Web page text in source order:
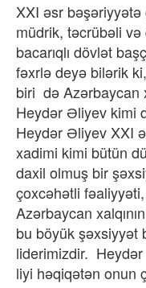
XXI əsr
müdrik, təcrübəli
bacarıqlı dövlət
fəxrlə deyə bilərik
biri də Azərbaycan
Heydər Əliyev kimi
Heydər Əliyev XXI
xadimi kimi bütün
daxil olmuş bir
çoxcəhətli
Azərbaycan
bu böyük şəxsiyyət
liderimizdir.
liyi həqiqətən onun